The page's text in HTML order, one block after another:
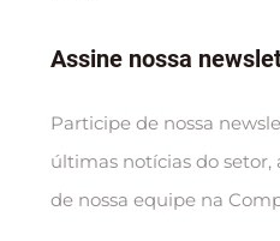
Assine nossa
Participe de nossa
últimas notícias do setor,
de nossa equipe na